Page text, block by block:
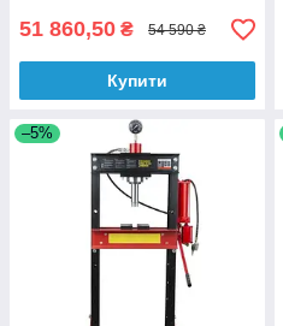
51 860,50 ₴ 54 590 ₴
Купити
–5%